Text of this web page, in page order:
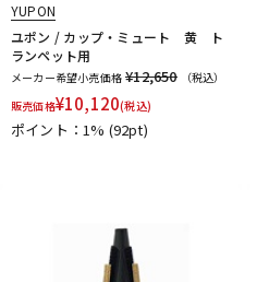
YUPON
ユポン / カップ・ミュート 黄 ト
ランペット用
メーカー希望小売価格 ¥12,650
（税込）
販売価格¥10,120(税込)
ポイント：1% (92pt)